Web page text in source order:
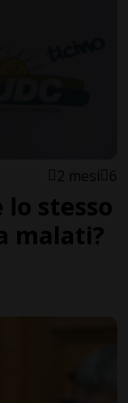
2 mesi 6
stesso
malati?